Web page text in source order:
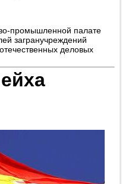
промышленной палате
загранучреждений
деловых